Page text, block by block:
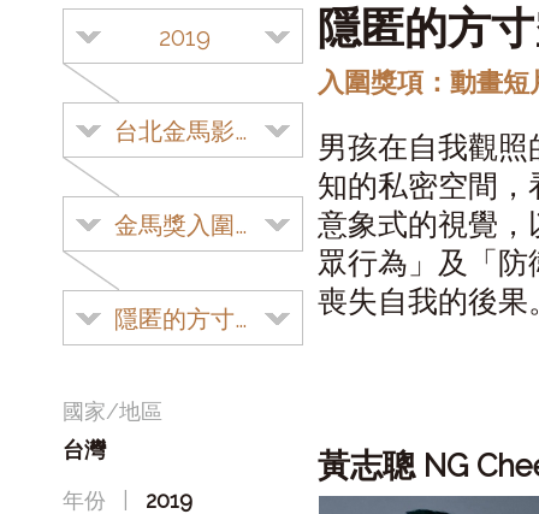
2019
台北金馬影展
金馬獎入圍影片
隱匿的方寸空間
國家/地區
台灣
年份
2019
隱匿的方
入圍獎項：動畫短
男孩在自我觀
知的私密空間
意象式的視覺
眾行為」及「
喪失自我的後果
黃志聰 NG